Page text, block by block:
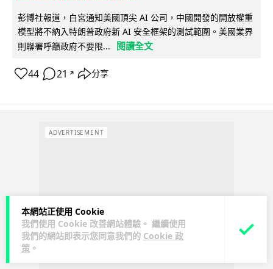
本網站正使用 Cookie
我們使用 Cookie 改善網站體驗。 繼續使用
我們的網站即表示您同意我們的 Cookie 政
策 。
彭博社報道，白宮通知美國頂尖 AI 公司，中國開發的開放權重
模型將不納入特朗普政府新 AI 安全框架的測試範圍。美國業界
則聯署呼籲政府不要限...
閱讀全文
44 21 ↗ 分享
ADVERTISEMENT